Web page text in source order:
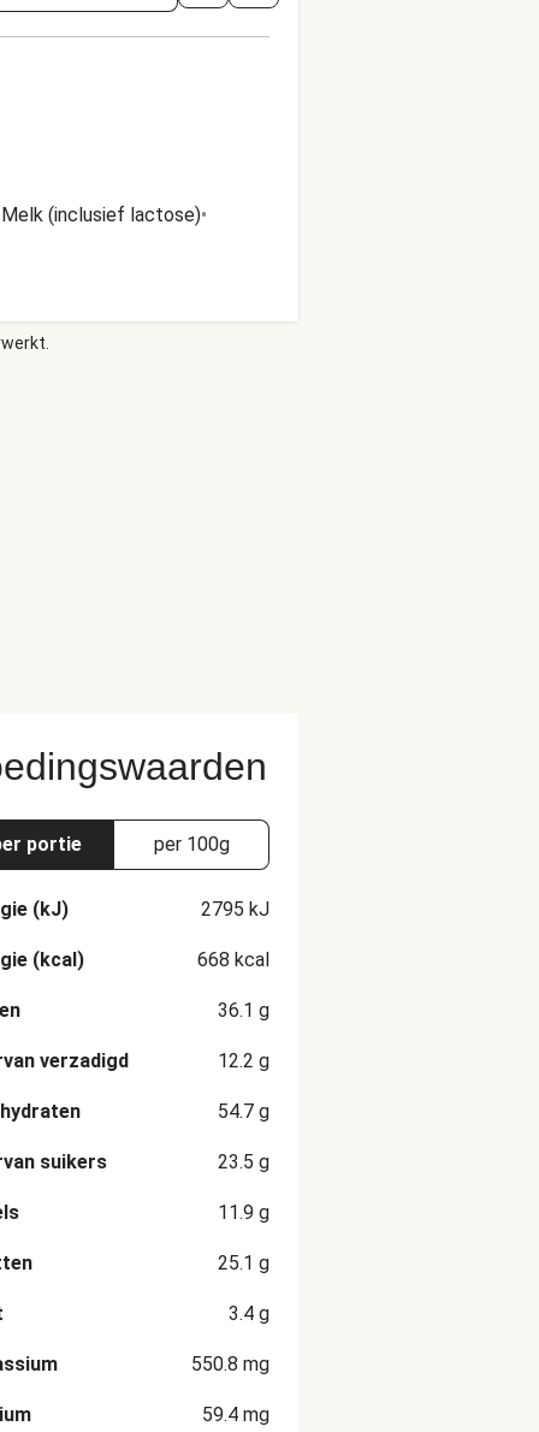
Melk (inclusief lactose)•
portie per 100g
(kJ) 2795 kJ
(kcal) 668 kcal
36.1 g
verzadigd 12.2 g
54.7 g
suikers 23.5 g
11.9 g
25.1 g
3.4 g
550.8 mg
59.4 mg